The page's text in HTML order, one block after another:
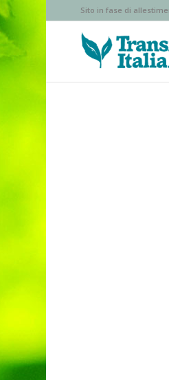
Sito in fase di